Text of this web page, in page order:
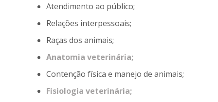
Atendimento ao público;
Relações interpessoais;
Raças dos animais;
Anatomia veterinária;
Contenção física e manejo de animais;
Fisiologia veterinária;